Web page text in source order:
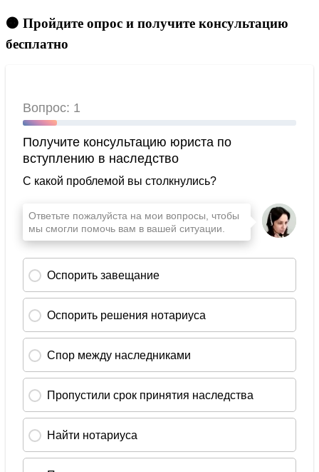
🟠 Пройдите опрос и получите консультацию
бесплатно